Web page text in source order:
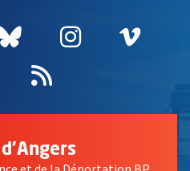
nouvelle fenêtre
une nouvelle
Bluesky
, Ouvre une
Instagram
, Ouvre
,
une
Flux RSS
d'Angers